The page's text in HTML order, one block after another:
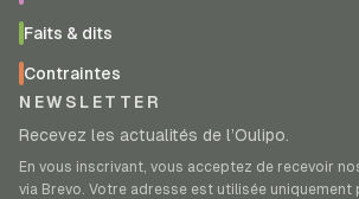
Faits & dits
Contraintes
NEWSLETTER
Recevez les actualités de l’Oulipo.
En vous inscrivant, vous acceptez de recevoir
via Brevo. Votre adresse est utilisée uniquement